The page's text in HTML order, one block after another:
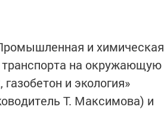
и химическая
транспорта на окружающую
и экология»
Т. Максимова) и